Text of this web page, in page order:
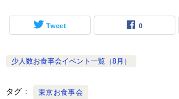
Tweet 0
少人数お食事会イベント一覧（8月）
タグ 東京お食事会